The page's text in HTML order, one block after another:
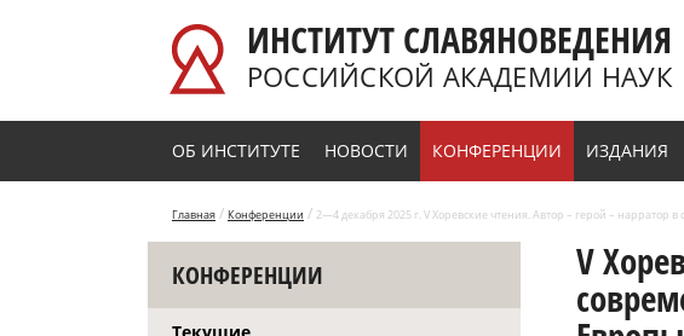
ИНСТИТУТ СЛАВЯНОВЕДЕНИЯ
РОССИЙСКОЙ АКАДЕМИИ НАУК
ОБ ИНСТИТУТЕ НОВОСТИ КОНФЕРЕНЦИИ ИЗДАНИЯ
Главная / Конференции / 2—4 декабря 2025 г. V Хоревские чтения. Автор – герой –
КОНФЕРЕНЦИИ V